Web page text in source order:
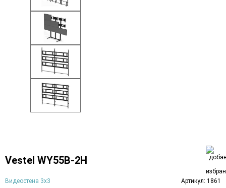
Vestel WY55B-2H
Видеостена 3х3 Артикул: 1861